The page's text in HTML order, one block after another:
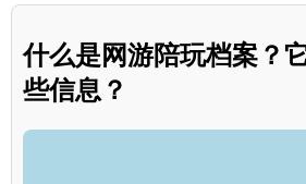
什么是网游陪玩档案？
些信息？